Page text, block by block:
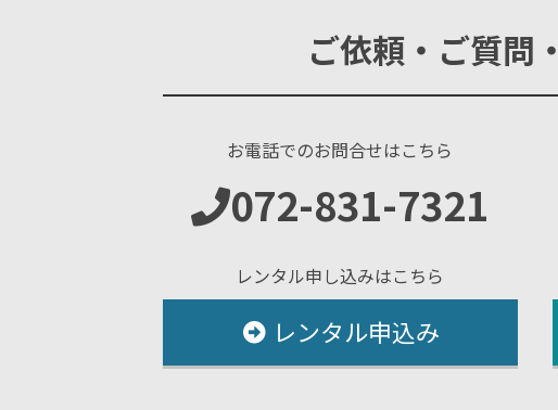
ご依頼・ご質問
お電話でのお問合せはこちら
072-831-7321
レンタル申し込みはこちら
レンタル申込み